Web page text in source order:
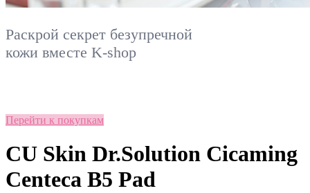
Раскрой секрет безупречной
кожи вместе K-shop
Перейти к покупкам
CU Skin Dr.Solution Cicaming
Centeca B5 Pad